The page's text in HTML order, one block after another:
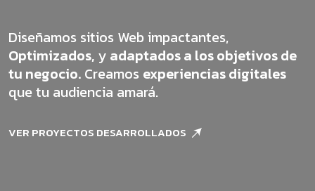
Diseñamos sitios Web impactantes,
Optimizados, y adaptados a los objetivos de
tu negocio. Creamos experiencias digitales
que tu audiencia amará.
VER PROYECTOS DESARROLLADOS